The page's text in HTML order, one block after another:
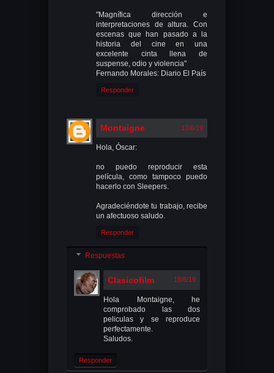
"Magnífica dirección e
interpretaciones de altura. Con
escenas que han pasado a la
historia del cine en una
excelente cinta llena de
suspense, odio y violencia"
Fernando Morales: Diario El País
Responder
Montaigne 17/6/19
Hola, Óscar:
no puedo reproducir esta
película, como tampoco puedo
hacerlo con Sleepers.
Agradeciéndote tu trabajo, recibe
un afectuoso saludo.
Responder
Respuestas
Clasicofilm 18/6/19
Hola Montaigne, he
comprobado las dos
peliculas y se reproduce
perfectamente.
Saludos.
Responder